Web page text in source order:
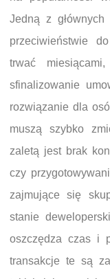
Jedną z
przeciwieństwie
trwać
sfinalizowanie
rozwiązanie dla
muszą szybko
zaletą jest brak
czy
zajmujące się
stanie
oszczędza czas i
transakcje te są